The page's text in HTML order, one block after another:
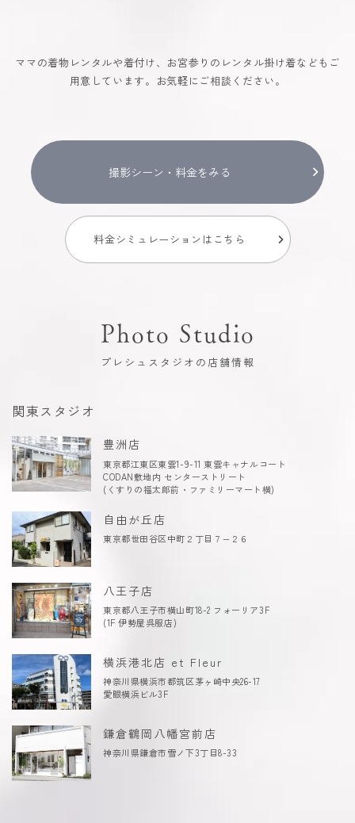
ママの着物レンタルや着付け、お宮参りのレンタル掛け着などもご
用意しています。お気軽にご相談ください。
撮影シーン・料金をみる
料金シミュレーションはこちら
Photo Studio
プレシュスタジオの店舗情報
関東スタジオ
豊洲店
東京都江東区東雲1-9-11 東雲キャナルコート
CODAN敷地内 センターストリート
(くすりの福太郎前・ファミリーマート横)
自由が丘店
東京都世田谷区中町２丁目７−２６
八王子店
東京都八王子市横山町18-2 フォーリア3F
(1F 伊勢屋呉服店)
横浜港北店 et Fleur
神奈川県横浜市都筑区茅ヶ崎中央26-17
愛眼横浜ビル3F
鎌倉鶴岡八幡宮前店
神奈川県鎌倉市雪ノ下3丁目8-33